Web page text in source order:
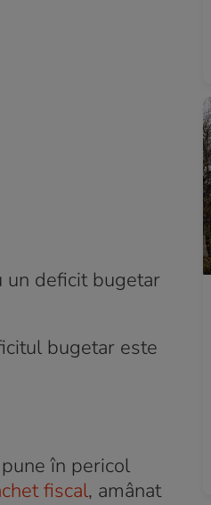
un deficit bugetar
bugetar este
în pericol
fiscal, amânat